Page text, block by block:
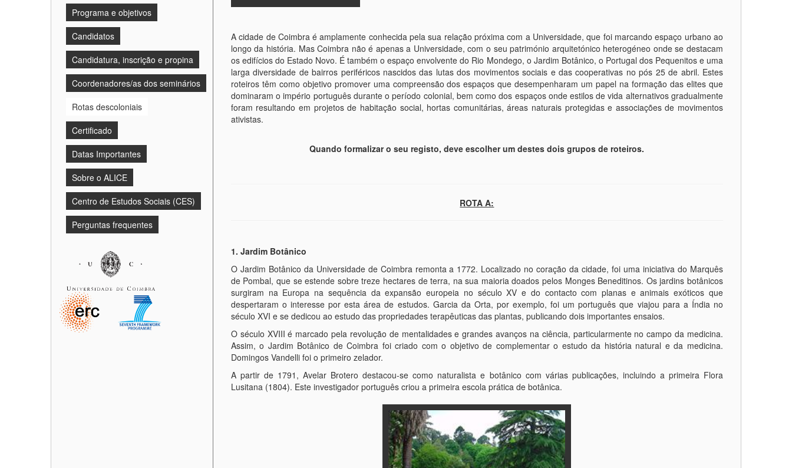
Programa e objetivos
Candidatos
Candidatura, inscrição e propina
Coordenadores/as dos seminários
Rotas descoloniais
Certificado
Datas Importantes
Sobre o ALICE
Centro de Estudos Sociais (CES)
Perguntas frequentes
A cidade de Coimbra é amplamente conhecida pela sua relação próxima com a Universidade, que foi marcando espaço urbano ao
longo da história. Mas Coimbra não é apenas a Universidade, com o seu património arquitetónico heterogéneo onde se destacam
os edifícios do Estado Novo. É também o espaço envolvente do Rio Mondego, o Jardim Botânico, o Portugal dos Pequenitos e uma
larga diversidade de bairros periféricos nascidos das lutas dos movimentos sociais e das cooperativas no pós 25 de abril. Estes
roteiros têm como objetivo promover uma compreensão dos espaços que desempenharam um papel na formação das elites que
dominaram o império português durante o período colonial, bem como dos espaços onde estilos de vida alternativos gradualmente
foram resultando em projetos de habitação social, hortas comunitárias, áreas naturais protegidas e associações de movimentos
ativistas.
Quando formalizar o seu registo, deve escolher um destes dois grupos de roteiros.
ROTA A:
1. Jardim Botânico
O Jardim Botânico da Universidade de Coimbra remonta a 1772. Localizado no coração da cidade, foi uma iniciativa do Marquês
de Pombal, que se estende sobre treze hectares de terra, na sua maioria doados pelos Monges Beneditinos. Os jardins botânicos
surgiram na Europa na sequência da expansão europeia no século XV e do contacto com planas e animais exóticos que
despertaram o interesse por esta área de estudos. Garcia da Orta, por exemplo, foi um português que viajou para a Índia no
século XVI e se dedicou ao estudo das propriedades terapêuticas das plantas, publicando dois importantes ensaios.
O século XVIII é marcado pela revolução de mentalidades e grandes avanços na ciência, particularmente no campo da medicina.
Assim, o Jardim Botânico de Coimbra foi criado com o objetivo de complementar o estudo da história natural e da medicina.
Domingos Vandelli foi o primeiro zelador.
A partir de 1791, Avelar Brotero destacou-se como naturalista e botânico com várias publicações, incluindo a primeira Flora
Lusitana (1804). Este investigador português criou a primeira escola prática de botânica.